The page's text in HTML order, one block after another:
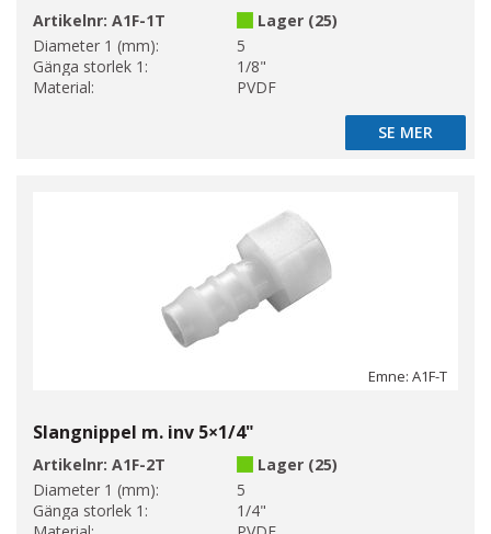
Artikelnr: A1F-1T
Lager (25)
Diameter 1 (mm):
5
Gänga storlek 1:
1/8"
Material:
PVDF
SE MER
SE MER
Emne: A1F-T
Slangnippel m. inv 5×1/4"
Artikelnr: A1F-2T
Lager (25)
Diameter 1 (mm):
5
Gänga storlek 1:
1/4"